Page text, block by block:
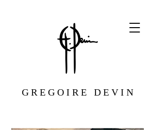
G R E G O I R E D E V I N